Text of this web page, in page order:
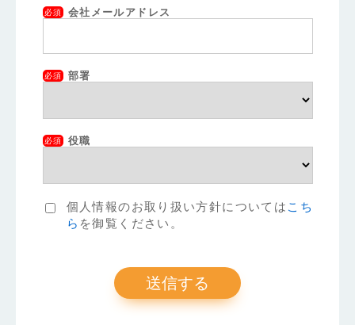
必須 会社メールアドレス
必須 部署
必須 役職
個人情報のお取り扱い方針については こち
ら を御覧ください。